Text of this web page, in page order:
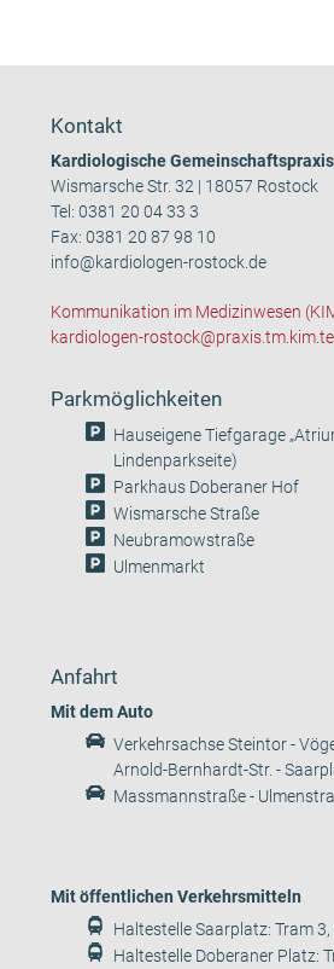
Kontakt
Kardiologische Gemeinschaftspraxis
Wismarsche Str. 32 | 18057 Rostock
Tel:0381 20 04 33 3
Fax: 0381 20 87 98 10
info@kardiologen-rostock.de
Kommunikation im Medizinwesen
kardiologen-
Parkmöglichkeiten
Hauseigene Tiefgarage
Lindenparkseite)
Parkhaus Doberaner Hof
Wismarsche Straße
Neubramowstraße
Ulmenmarkt
Anfahrt
Mit dem Auto
Verkehrsachse Steintor -
Arnold-Bernhardt-Str. -
Massmannstraße -
Mit öffentlichen Verkehrsmitteln
Haltestelle Saarplatz: Tram 3,
Haltestelle Doberaner Platz: